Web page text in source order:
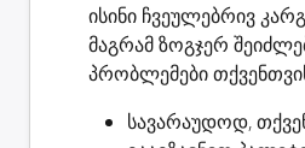
ისინი ჩვეულებრივ
მაგრამ ზოგჯერ
პრობლემები
სავარაუდოდ,